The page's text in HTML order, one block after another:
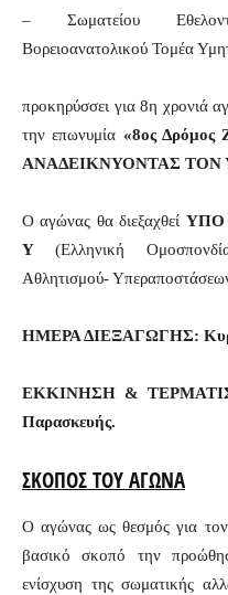
– Σωματείου
Βορειοανατολικού Τομέα
προκηρύσσει για 8η χρονιά
την επωνυμία «8ος Δρόμος
ΑΝΑΔΕΙΚΝΥΟΝΤΑΣ ΤΟΝ
Ο αγώνας θα διεξαχθεί ΥΠΟ
Υ (Ελληνική
Αθλητισμού-
ΗΜΕΡΑ ΔΙΕΞΑΓΩΓΗΣ:
ΕΚΚΙΝΗΣΗ &
Παρασκευής.
ΣΚΟΠΟΣ ΤΟΥ ΑΓΩΝΑ
Ο αγώνας ως θεσμός για
βασικό σκοπό την
ενίσχυση της σωματικής